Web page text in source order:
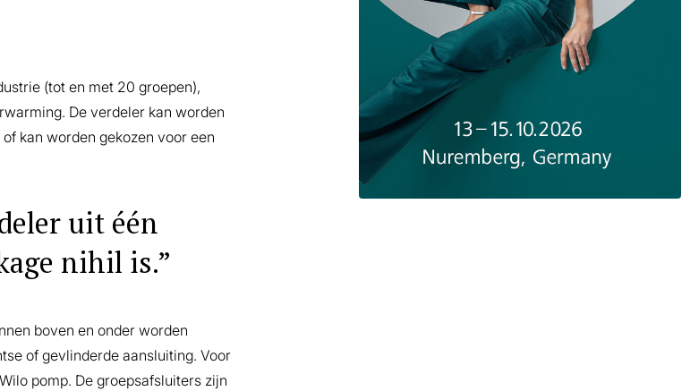
(tot en met 20 groepen),
De verdeler kan worden
kan worden gekozen voor een
uit één
nihil is.”
boven en onder worden
of gevlinderde aansluiting. Voor
pomp. De groepsafsluiters zijn